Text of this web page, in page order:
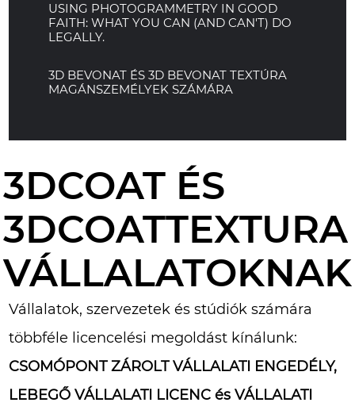
USING PHOTOGRAMMETRY IN GOOD
FAITH: WHAT YOU CAN (AND CAN'T) DO
LEGALLY.
3D BEVONAT ÉS 3D BEVONAT TEXTÚRA
MAGÁNSZEMÉLYEK SZÁMÁRA
3DCOAT ÉS
3DCOATTEXTURA
VÁLLALATOKNAK
Vállalatok, szervezetek és stúdiók számára
többféle licencelési megoldást kínálunk:
CSOMÓPONT ZÁROLT VÁLLALATI ENGEDÉLY,
LEBEGŐ VÁLLALATI LICENC és VÁLLALATI